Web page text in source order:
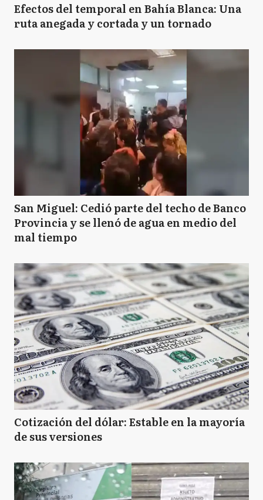
Efectos del temporal en Bahía Blanca: Una
ruta anegada y cortada y un tornado
San Miguel: Cedió parte del techo de Banco
Provincia y se llenó de agua en medio del
mal tiempo
Cotización del dólar: Estable en la mayoría
de sus versiones